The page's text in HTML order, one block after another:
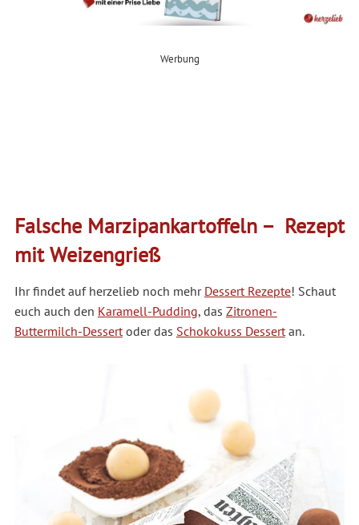
Werbung
Falsche Marzipankartoffeln – Rezept
mit Weizengrieß
Ihr findet auf herzelieb noch mehr Dessert Rezepte! Schaut
euch auch den Karamell-Pudding, das Zitronen-
Buttermilch-Dessertoder das Schokokuss Dessertan.